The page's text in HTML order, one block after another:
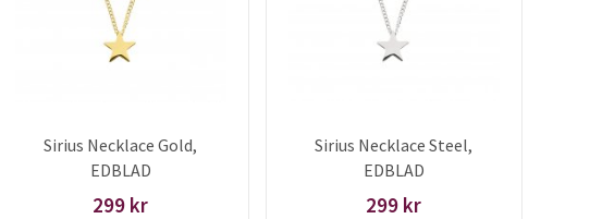
Sirius Necklace Gold,
EDBLAD
299 kr
Sirius Necklace Steel,
EDBLAD
299 kr